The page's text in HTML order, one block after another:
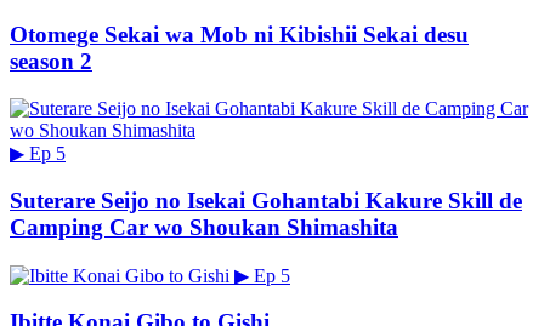
Otomege Sekai wa Mob ni Kibishii Sekai desu
season 2
▶ Ep 5
Suterare Seijo no Isekai Gohantabi Kakure Skill de
Camping Car wo Shoukan Shimashita
▶ Ep 5